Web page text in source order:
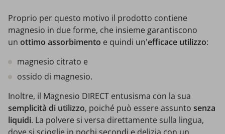
Proprio per questo motivo il prodotto contiene
magnesio in due forme, che insieme garantiscono
un ottimo assorbimento e quindi un'efficace utilizzo:
magnesio citrato e
ossido di magnesio.
Inoltre, il Magnesio DIRECT entusisma con la sua
semplicità di utilizzo, poiché può essere assunto senza
liquidi. La polvere si versa direttamente sulla lingua,